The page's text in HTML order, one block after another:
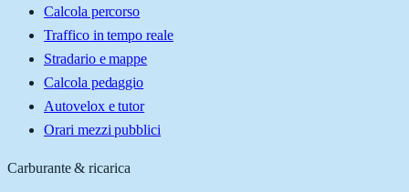
Calcola percorso
Traffico in tempo reale
Stradario e mappe
Calcola pedaggio
Autovelox e tutor
Orari mezzi pubblici
Carburante & ricarica